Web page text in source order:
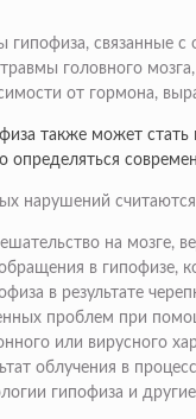
гипофиза, связанные
головного
от гормона,
также может
определяться
нарушений
на мозге,
в гипофизе,
в результате
проблем при
или вирусного
облучения в
гипофиза и